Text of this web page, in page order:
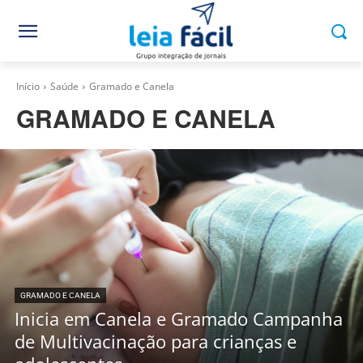
Início Saúde Gramado e Canela
GRAMADO E CANELA
GRAMADO E CANELA
Inicia em Canela e Gramado Campanha
de Multivacinação para crianças e